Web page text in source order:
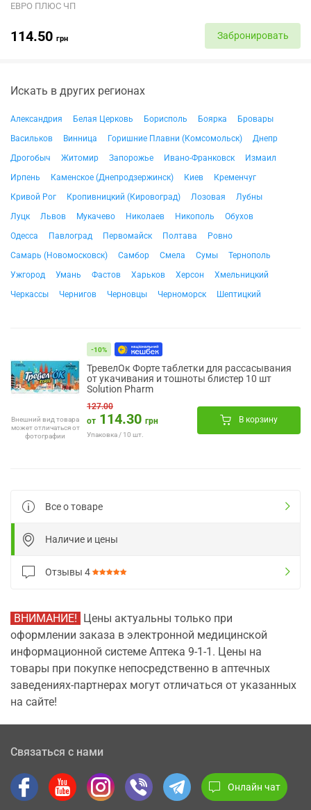
ЕВРО ПЛЮС ЧП
114.50 грн Забронировать
Искать в других регионах
Александрия Белая Церковь Борисполь Боярка
Бровары
Васильков
Винница Горишние Плавни (Комсомольск)
Днепр
Дрогобыч
Житомир Запорожье Ивано-Франковск
Измаил
Ирпень
Каменское (Днепродзержинск) Киев
Кременчуг
Кривой Рог
Кропивницкий (Кировоград) Лозовая
Лубны
Луцк
Львов Мукачево Николаев Никополь
Обухов
Одесса
Павлоград Первомайск Полтава
Ровно
Самарь (Новомосковск)
Самбор Смела Сумы
Тернополь
Ужгород
Умань Фастов Харьков Херсон
Хмельницкий
Черкассы
Чернигов Черновцы Черноморск Шептицкий
Внешний вид товара
может отличаться от
фотографии
-10%
ТревелОк Форте таблетки для рассасывания
от укачивания и тошноты блистер 10 шт
Solution Pharm
127.00
от 114.30 грн
Упаковка / 10 шт.
В корзину
Все о товаре
Наличие и цены
Отзывы 4
ВНИМАНИЕ! Цены актуальны только при
оформлении заказа в электронной медицинской
информационной системе Аптека 9-1-1. Цены на
товары при покупке непосредственно в аптечных
заведениях-партнерах могут отличаться от указанных
на сайте!
Связаться с нами
Онлайн чат